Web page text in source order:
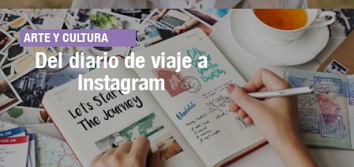
ARTE Y CULTURA
Del diario de viaje a
Instagram